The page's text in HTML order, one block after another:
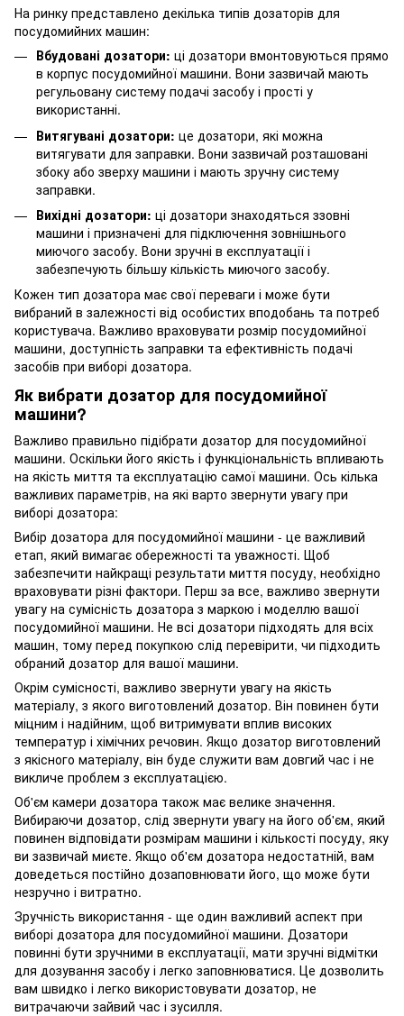
На ринку представлено декілька типів дозаторів для
посудомийних машин:
Вбудовані дозатори: ці дозатори вмонтовуються прямо
в корпус посудомийної машини. Вони зазвичай мають
регульовану систему подачі засобу і прості у
використанні.
Витягувані дозатори: це дозатори, які можна
витягувати для заправки. Вони зазвичай розташовані
збоку або зверху машини і мають зручну систему
заправки.
Вихідні дозатори: ці дозатори знаходяться ззовні
машини і призначені для підключення зовнішнього
миючого засобу. Вони зручні в експлуатації і
забезпечують більшу кількість миючого засобу.
Кожен тип дозатора має свої переваги і може бути
вибраний в залежності від особистих вподобань та потреб
користувача. Важливо враховувати розмір посудомийної
машини, доступність заправки та ефективність подачі
засобів при виборі дозатора.
Як вибрати дозатор для посудомийної
машини?
Важливо правильно підібрати дозатор для посудомийної
машини. Оскільки його якість і функціональність впливають
на якість миття та експлуатацію самої машини. Ось кілька
важливих параметрів, на які варто звернути увагу при
виборі дозатора:
Вибір дозатора для посудомийної машини - це важливий
етап, який вимагає обережності та уважності. Щоб
забезпечити найкращі результати миття посуду, необхідно
враховувати різні фактори. Перш за все, важливо звернути
увагу на сумісність дозатора з маркою і моделлю вашої
посудомийної машини. Не всі дозатори підходять для всіх
машин, тому перед покупкою слід перевірити, чи підходить
обраний дозатор для вашої машини.
Окрім сумісності, важливо звернути увагу на якість
матеріалу, з якого виготовлений дозатор. Він повинен бути
міцним і надійним, щоб витримувати вплив високих
температур і хімічних речовин. Якщо дозатор виготовлений
з якісного матеріалу, він буде служити вам довгий час і не
викличе проблем з експлуатацією.
Об'єм камери дозатора також має велике значення.
Вибираючи дозатор, слід звернути увагу на його об'єм, який
повинен відповідати розмірам машини і кількості посуду, яку
ви зазвичай миєте. Якщо об'єм дозатора недостатній, вам
доведеться постійно дозаповнювати його, що може бути
незручно і витратно.
Зручність використання - ще один важливий аспект при
виборі дозатора для посудомийної машини. Дозатори
повинні бути зручними в експлуатації, мати зручні відмітки
для дозування засобу і легко заповнюватися. Це дозволить
вам швидко і легко використовувати дозатор, не
витрачаючи зайвий час і зусилля.